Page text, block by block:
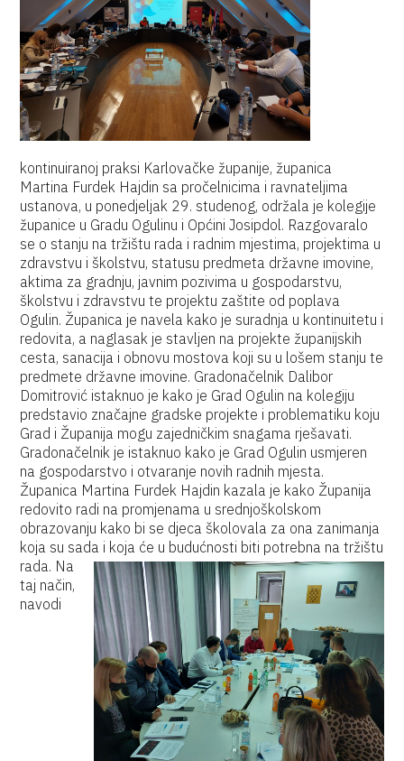
kontinuiranoj praksi Karlovačke županije, županica
Martina Furdek Hajdin sa pročelnicima i ravnateljima
ustanova, u ponedjeljak 29. studenog, održala je kolegije
županice u Gradu Ogulinu i Općini Josipdol. Razgovaralo
se o stanju na tržištu rada i radnim mjestima, projektima u
zdravstvu i školstvu, statusu predmeta državne imovine,
aktima za gradnju, javnim pozivima u gospodarstvu,
školstvu i zdravstvu te projektu zaštite od poplava
Ogulin. Županica je navela kako je suradnja u kontinuitetu i
redovita, a naglasak je stavljen na projekte županijskih
cesta, sanacija i obnovu mostova koji su u lošem stanju te
predmete državne imovine. Gradonačelnik Dalibor
Domitrović istaknuo je kako je Grad Ogulin na kolegiju
predstavio značajne gradske projekte i problematiku koju
Grad i Županija mogu zajedničkim snagama rješavati.
Gradonačelnik je istaknuo kako je Grad Ogulin usmjeren
na gospodarstvo i otvaranje novih radnih mjesta.
Županica Martina Furdek Hajdin kazala je kako Županija
redovito radi na promjenama u srednjoškolskom
obrazovanju kako bi se djeca školovala za ona zanimanja
koja su sada i koja će u budućnosti biti potrebna na tržištu
rada. Na
taj način,
navodi